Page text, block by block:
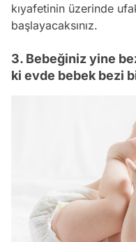
kıyafetinin üzerinde
başlayacaksınız.
3. Bebeğiniz yine
ki evde bebek bezi